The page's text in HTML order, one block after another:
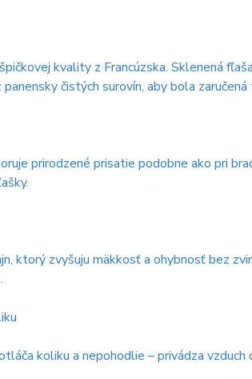
kvality z Francúzska. Sklenená
čistých surovín, aby bola
prirodzené prisatie podobne ako pri
ktorý zvyšuju mäkkosť a ohybnosť bez
koliku a nepohodlie – privádza vzduch